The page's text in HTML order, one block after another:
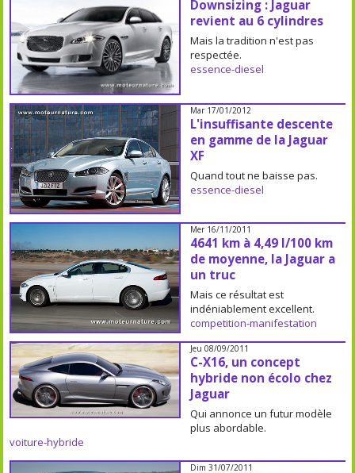
Downsizing : Jaguar
revient au 6 cylindres
Mais la tradition n'est pas
respectée.
essence-diesel
Mar 17/01/2012
L'insuffisante descente
en gamme de la Jaguar
XF
Quand tout ne baisse pas.
essence-diesel
Mer 16/11/2011
4641 km à 4,49 l/100 km
de moyenne, la Jaguar a
un truc
Mais ce résultat est
indéniablement excellent.
competition-manifestation
Jeu 08/09/2011
C-X16, un concept
hybride non écolo chez
Jaguar
Qui annonce un futur modèle
plus abordable.
voiture-hybride
Dim 31/07/2011